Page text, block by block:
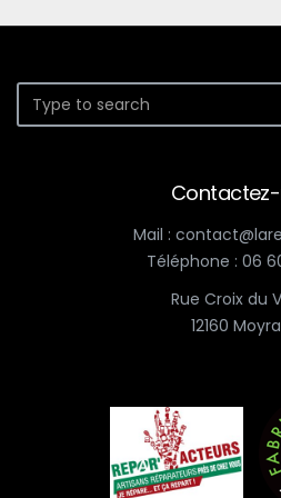
Mail :
Téléphone : 06
Rue Croix du
12160